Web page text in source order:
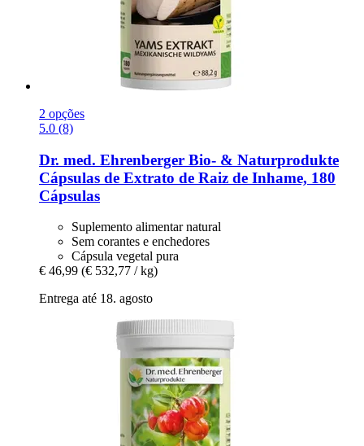
2 opções
5.0 (8)
Dr. med. Ehrenberger Bio- & Naturprodukte
Cápsulas de Extrato de Raiz de Inhame, 180
Cápsulas
Suplemento alimentar natural
Sem corantes e enchedores
Cápsula vegetal pura
€ 46,99 (€ 532,77 / kg)
Entrega até 18. agosto